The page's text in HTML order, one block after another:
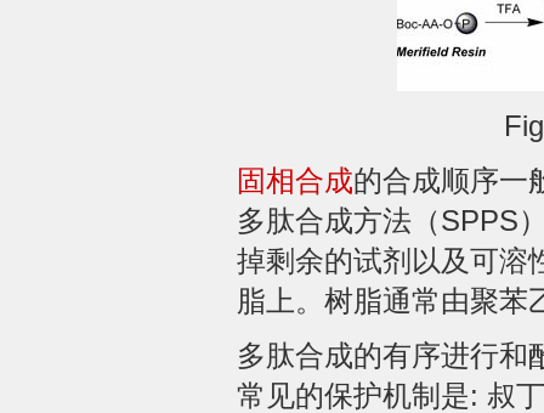
固相合成的合成顺序一
多肽合成方法（SPPS
掉剩余的试剂以及可溶
脂上。树脂通常由聚苯
多肽合成的有序进行和
常见的保护机制是: 叔